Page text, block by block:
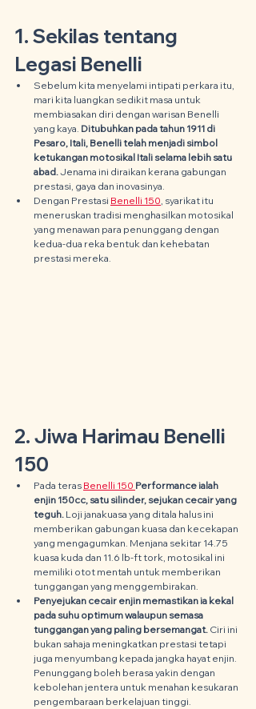
1. Sekilas tentang
Legasi Benelli
Sebelum kita menyelami intipati perkara itu,
mari kita luangkan sedikit masa untuk
membiasakan diri dengan warisan Benelli
yang kaya. Ditubuhkan pada tahun 1911 di
Pesaro, Itali, Benelli telah menjadi simbol
ketukangan motosikal Itali selama lebih satu
abad. Jenama ini diraikan kerana gabungan
prestasi, gaya dan inovasinya.
Dengan Prestasi Benelli 150, syarikat itu
meneruskan tradisi menghasilkan motosikal
yang menawan para penunggang dengan
kedua-dua reka bentuk dan kehebatan
prestasi mereka.
2. Jiwa Harimau Benelli
150
Pada teras Benelli 150 Performance ialah
enjin 150cc, satu silinder, sejukan cecair yang
teguh. Loji janakuasa yang ditala halus ini
memberikan gabungan kuasa dan kecekapan
yang mengagumkan. Menjana sekitar 14.75
kuasa kuda dan 11.6 lb-ft tork, motosikal ini
memiliki otot mentah untuk memberikan
tunggangan yang menggembirakan.
Penyejukan cecair enjin memastikan ia kekal
pada suhu optimum walaupun semasa
tunggangan yang paling bersemangat. Ciri ini
bukan sahaja meningkatkan prestasi tetapi
juga menyumbang kepada jangka hayat enjin.
Penunggang boleh berasa yakin dengan
kebolehan jentera untuk menahan kesukaran
pengembaraan berkelajuan tinggi.